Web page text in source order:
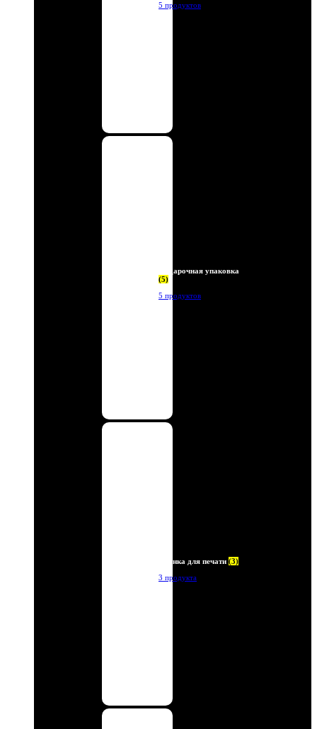
5 продуктов
Подарочная упаковка
(5)
5 продуктов
Пленка для печати (3)
3 продукта